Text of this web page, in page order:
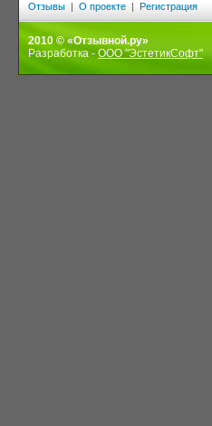
Отзывы | О проекте | Регистрация
2010 © «Отзывной.ру»
Разработка - ООО "ЭстетикСофт"